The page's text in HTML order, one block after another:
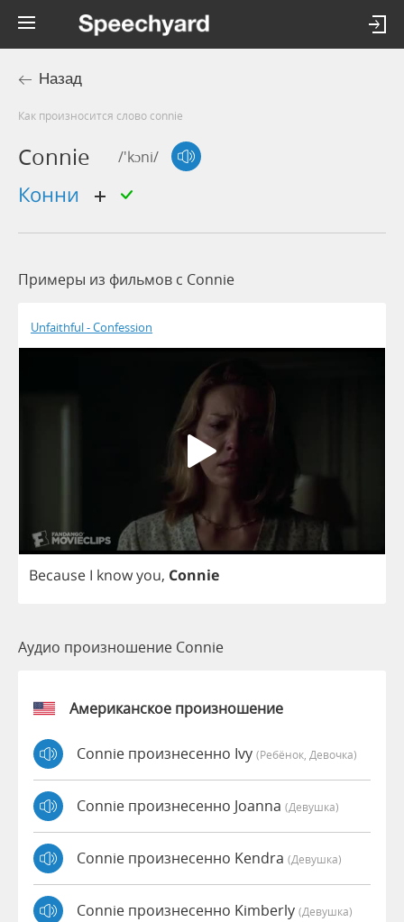
Назад
Как произносится слово connie
Connie /'kɔni/
Конни
Примеры из фильмов c Connie
Unfaithful - Confession
Because I knowyou, Connie
Аудио произношение Connie
Американское произношение
Connie произнесенно Ivy (Ребёнок, Девочка)
Connie произнесенно Joanna (девушка)
Connie произнесенно Kendra (девушка)
Connie произнесенно Kimberly (девушка)